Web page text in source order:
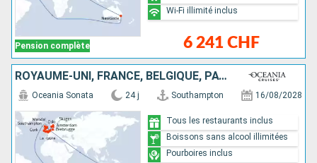
Pension complète 6 241 CHF
Wi-Fi illimité inclus
ROYAUME-UNI, FRANCE, BELGIQUE, PAYS-BAS, ALLEMAGNE, NORVÈGE, DANEMARK, IRLANDE, AUSTRALIE
Oceania Sonata 24 j Southampton 16/08/2028
Tous les restaurants inclus
Boissons sans alcool illimitées
Pourboires inclus